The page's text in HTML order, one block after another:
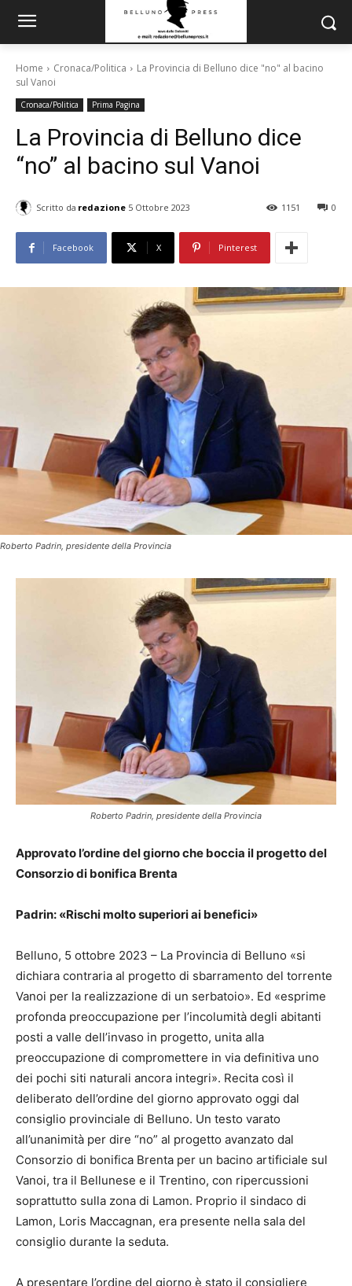
Home Cronaca/Politica
La Provincia di Belluno dice "no" al bacino
sul Vanoi
Cronaca/Politica Prima Pagina
La Provincia di Belluno dice
“no” al bacino sul Vanoi
Scritto da redazione 5 Ottobre 2023 0
1151
Facebook X Pinterest
Roberto Padrin, presidente della Provincia
Roberto Padrin, presidente della Provincia
Approvato l’ordine del giorno che boccia il progetto del
Consorzio di bonifica Brenta
Padrin: «Rischi molto superiori ai benefici»
Belluno, 5 ottobre 2023 – La Provincia di Belluno «si
dichiara contraria al progetto di sbarramento del torrente
Vanoi per la realizzazione di un serbatoio». Ed «esprime
profonda preoccupazione per l’incolumità degli abitanti
posti a valle dell’invaso in progetto, unita alla
preoccupazione di compromettere in via definitiva uno
dei pochi siti naturali ancora integri». Recita così il
deliberato dell’ordine del giorno approvato oggi dal
consiglio provinciale di Belluno. Un testo varato
all’unanimità per dire “no” al progetto avanzato dal
Consorzio di bonifica Brenta per un bacino artificiale sul
Vanoi, tra il Bellunese e il Trentino, con ripercussioni
soprattutto sulla zona di Lamon. Proprio il sindaco di
Lamon, Loris Maccagnan, era presente nella sala del
consiglio durante la seduta.
A presentare l’ordine del giorno è stato il consigliere